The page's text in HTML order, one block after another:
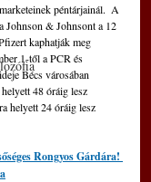
péntárjainál.  A
Johnson & Johnsont a 12
kaphatják meg
1-től a PCR és
Bécs városában
48 óráig lesz
helyett 24 óráig lesz
Rongyos Gárdára!